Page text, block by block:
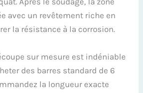
avec un revêtement riche en
la résistance à la corrosion.
sur mesure est indéniable
des barres standard de 6
la longueur exacte